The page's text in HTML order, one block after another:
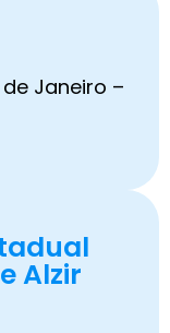
de Janeiro –
Alzir